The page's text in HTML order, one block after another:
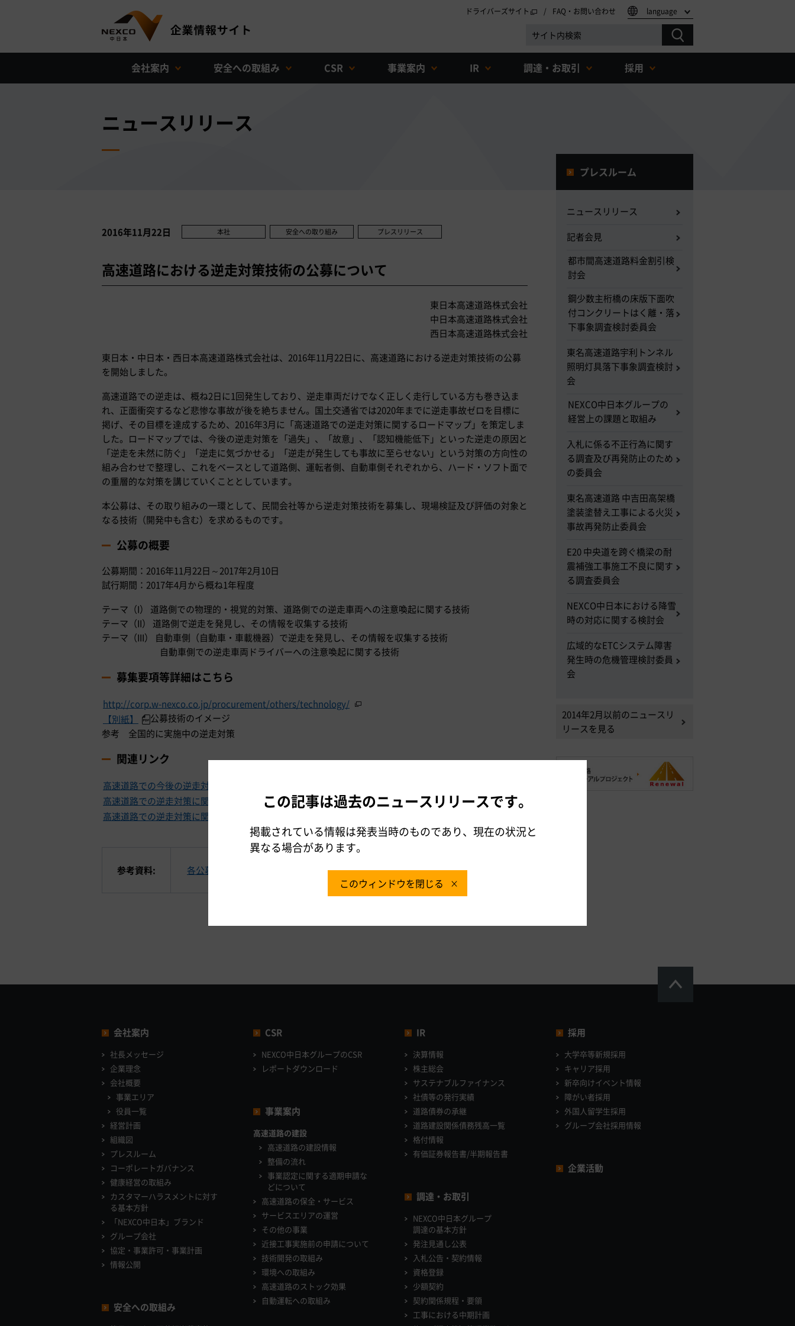
ドライバーズサイト FAQ・お問い合わせ language
会社案内 安全への取組み CSR 事業案内 IR 調達・お取引 採用
ニュースリリース
2016年11月22日 本社 安全への取り組み プレスリリース
高速道路における逆走対策技術の公募について
東日本高速道路株式会社
中日本高速道路株式会社
西日本高速道路株式会社
東日本・中日本・西日本高速道路株式会社は、2016年11月22日に、高速道路における逆走対策技術の公募
を開始しました。
高速道路での逆走は、概ね2日に1回発生しており、逆走車両だけでなく正しく走行している方も巻き込ま
れ、正面衝突するなど悲惨な事故が後を絶ちません。国土交通省では2020年までに逆走事故ゼロを目標に
掲げ、その目標を達成するため、2016年3月に「高速道路での逆走対策に関するロードマップ」を策定しま
した。ロードマップでは、今後の逆走対策を「過失」、「故意」、「認知機能低下」といった逆走の原因と
「逆走を未然に防ぐ」「逆走に気づかせる」「逆走が発生しても事故に至らせない」という対策の方向性の
組み合わせで整理し、これをベースとして道路側、運転者側、自動車側それぞれから、ハード・ソフト面で
の重層的な対策を講じていくこととしています。
本公募は、その取り組みの一環として、民間会社等から逆走対策技術を募集し、現場検証及び評価の対象と
なる技術（開発中も含む）を求めるものです。
公募の概要
公募期間：2016年11月22日～2017年2月10日
試行期間：2017年4月から概ね1年程度
テーマ（I） 道路側での物理的・視覚的対策、道路側での逆走車両への注意喚起に関する技術
テーマ（II） 道路側で逆走を発見し、その情報を収集する技術
テーマ（III） 自動車側（自動車・車載機器）で逆走を発見し、その情報を収集する技術
自動車側での逆走車両ドライバーへの注意喚起に関する技術
募集要項等詳細はこちら
http://corp.w-nexco.co.jp/procurement/others/technology/
【別紙】
公募技術のイメージ
参考 全国的に実施中の逆走対策
関連リンク
高速道路での今後の逆走対策に関するロードマップ（2016年3月29日）
高速道路での逆走対策に関する有識者委員会
高速道路での逆走対策に関する官民連携会議
参考資料: 各公募技術のイメージ
プレスルーム
ニュースリリース
記者会見
都市間高速道路料金割引検
討会
鋼少数主桁橋の床版下面吹
付コンクリートはく離・落
下事象調査検討委員会
東名高速道路宇利トンネル
照明灯具落下事象調査検討
会
NEXCO中日本グループの
経営上の課題と取組み
入札に係る不正行為に関す
る調査及び再発防止のため
の委員会
東名高速道路 中吉田高架橋
塗装塗替え工事による火災
事故再発防止委員会
E20 中央道を跨ぐ橋梁の耐
震補強工事施工不良に関す
る調査委員会
NEXCO中日本における降雪
時の対応に関する検討会
広域的なETCシステム障害
発生時の危機管理検討委員
会
2014年2月以前のニュースリ
リースを見る
会社案内
社長メッセージ
企業理念
会社概要
事業エリア
役員一覧
経営計画
組織図
プレスルーム
コーポレートガバナンス
健康経営の取組み
カスタマーハラスメントに対す
る基本方針
「NEXCO中日本」ブランド
グループ会社
協定・事業許可・事業計画
情報公開
安全への取組み
CSR
NEXCO中日本グループのCSR
レポートダウンロード
事業案内
高速道路の建設
高速道路の建設情報
整備の流れ
事業認定に関する適期申請な
どについて
高速道路の保全・サービス
サービスエリアの運営
その他の事業
近接工事実施前の申請について
技術開発の取組み
環境への取組み
高速道路のストック効果
自動運転への取組み
IR
決算情報
株主総会
サステナブルファイナンス
社債等の発行実績
道路債券の承継
道路建設関係債務残高一覧
格付情報
有価証券報告書/半期報告書
調達・お取引
NEXCO中日本グループ
調達の基本方針
発注見通し公表
入札公告・契約情報
資格登録
少額契約
契約関係規程・要領
工事における中期計画
採用
大学卒等新規採用
キャリア採用
新卒向けイベント情報
障がい者採用
外国人留学生採用
グループ会社採用情報
企業活動
この記事は過去のニュースリリースです。
掲載されている情報は発表当時のものであり、現在の状況と
異なる場合があります。
このウィンドウを閉じる